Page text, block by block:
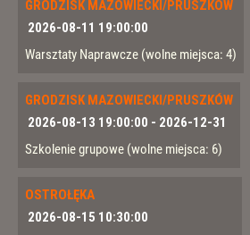
GRODZISK MAZOWIECKI/PRUSZKÓW
2026-08-11 19:00:00
Warsztaty Naprawcze (wolne miejsca: 4)
GRODZISK MAZOWIECKI/PRUSZKÓW
2026-08-13 19:00:00 - 2026-12-31
Szkolenie grupowe (wolne miejsca: 6)
OSTROŁĘKA
2026-08-15 10:30:00